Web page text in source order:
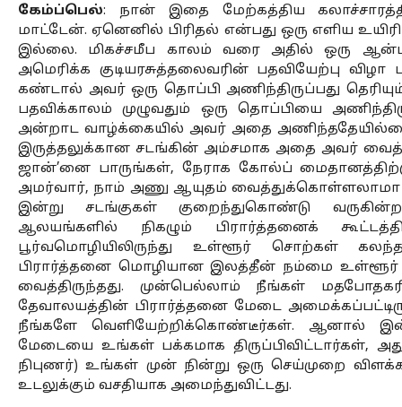
கேம்ப்பெல்: நான் இதை மேற்கத்திய
மாட்டேன். ஏனெனில் பிரிதல் என்பது ஒரு எளிய
இல்லை. மிகச்சமீப காலம் வரை அதில் ஒரு
அமெரிக்க குடியரசுத்தலைவரின் பதவியேற்பு
கண்டால் அவர் ஒரு தொப்பி அணிந்திருப்பது
பதவிக்காலம் முழுவதும் ஒரு தொப்பியை
அன்றாட வாழ்க்கையில் அவர் அதை
இருத்தலுக்கான சடங்கின் அம்சமாக அதை அவர்
ஜான்’னை பாருங்கள், நேராக கோல்ப்
அமர்வார், நாம் அணு ஆயுதம் வைத்துக்கொள்ளலாமா
இன்று சடங்குகள் குறைந்துகொண்டு
ஆலயங்களில் நிகழும் பிரார்த்தனைக்
பூர்வமொழியிலிருந்து உள்ளூர் சொற்கள்
பிரார்த்தனை மொழியான இலத்தீன் நம்மை உள்ளூர்
வைத்திருந்தது. முன்பெல்லாம் நீங்கள்
தேவாலயத்தின் பிரார்த்தனை மேடை
நீங்களே வெளியேற்றிக்கொண்டீர்கள். ஆனால்
மேடையை உங்கள் பக்கமாக திருப்பிவிட்டார்கள்,
நிபுணர்) உங்கள் முன் நின்று ஒரு செய்முறை
உடலுக்கும் வசதியாக அமைந்துவிட்டது.